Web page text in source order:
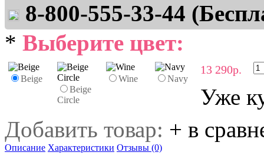
8-800-555-33-44
* Выберите цвет:
Beige
Beige
Circle
Wine Navy
13 290р.
Уже
Добавить товар: + в
Описание Характеристики Отзывы (0)